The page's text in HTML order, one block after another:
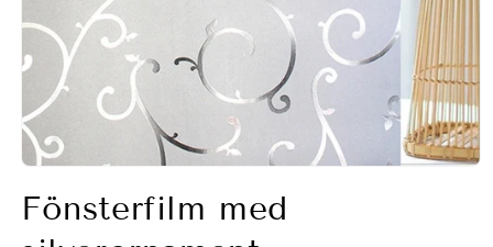
1
modalfönster
Fönsterfilm med